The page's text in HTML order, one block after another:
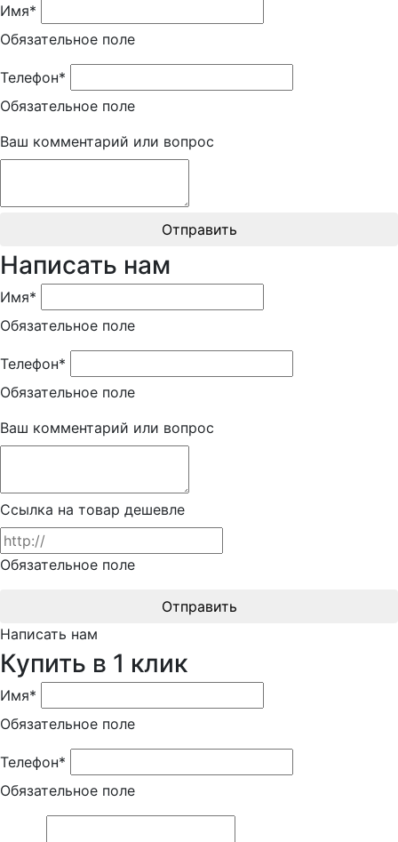
Имя*
Обязательное поле
Телефон*
Обязательное поле
Ваш комментарий или вопрос
Отправить
Написать нам
Имя*
Обязательное поле
Телефон*
Обязательное поле
Ваш комментарий или вопрос
Ссылка на товар дешевле
Обязательное поле
Отправить
Написать нам
Купить в 1 клик
Имя*
Обязательное поле
Телефон*
Обязательное поле